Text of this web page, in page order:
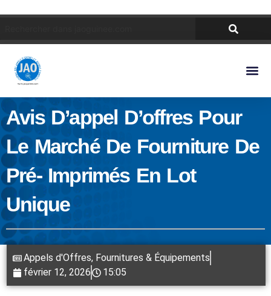
Avis D’appel D’offres Pour
Le Marché De Fourniture De
Pré- Imprimés En Lot
Unique
Appels d'Offres, Fournitures & Équipements
février 12, 2026
15:05